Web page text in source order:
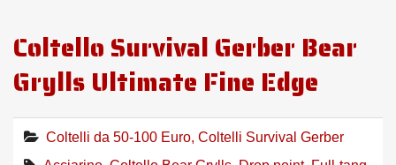
Coltello Survival Gerber Bear
Grylls Ultimate Fine Edge
Coltelli da 50-100 Euro, Coltelli Survival Gerber